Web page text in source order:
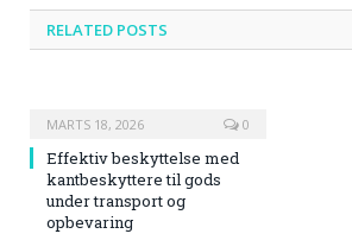
RELATED POSTS
MARTS 18, 2026 0
Effektiv beskyttelse med
kantbeskyttere til gods
under transport og
opbevaring